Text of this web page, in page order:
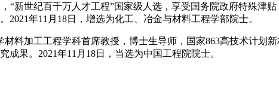
“新世纪百千万人才工程”国家级人选，享受国务院政府特殊津
年11月18日，增选为化工、冶金与材料工程学部院士。
料加工工程学科首席教授，博士生导师，国家863高技术计划
果。2021年11月18日，当选为中国工程院院士。